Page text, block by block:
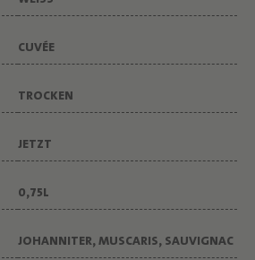
I
V
O
N
W
E
I
N
CUVÉE
TROCKEN
JETZT
0,75L
JOHANNITER, MUSCARIS, SAUVIGNAC